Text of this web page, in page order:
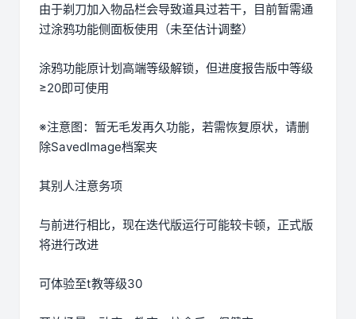
由于剃刀加入物品栏会导致道具过若干，目前暂需通
过涂鸦功能侧面板使用（未至估计调整）
涂鸦功能原计划高端等级解锁，但进度报告版中等级
≥20即可使用
※注意图：暂无毛发再久功能，若需恢复原状，请删
除SavedImage档案夹
其别人注意务项
与前进行相比，现在迭代版运行可能较卡顿，正式版
将进行改进
可体验至t教等级30